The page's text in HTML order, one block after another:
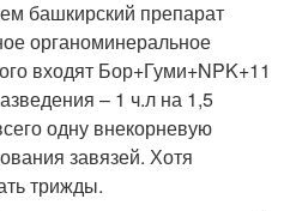
башкирский препарат
органоминеральное
входят Бор+Гуми+NPK+11
– 1 ч.л на 1,5
одну внекорневую
завязей. Хотя
трижды.